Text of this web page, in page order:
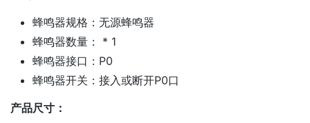
蜂鸣器规格：无源蜂鸣器
蜂鸣器数量： * 1
蜂鸣器接口：P0
蜂鸣器开关：接入或断开P0口
产品尺寸：